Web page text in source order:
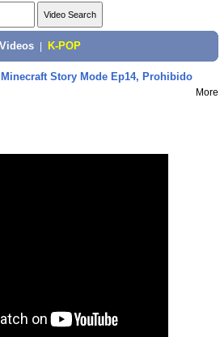
K-POP
Minecraft Story Mode Ep14, Prohibido
More